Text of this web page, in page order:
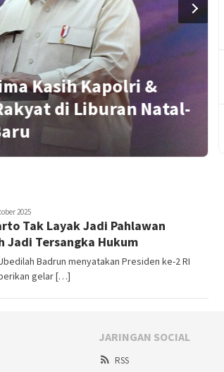
Kasih Kapolri &
di Liburan Natal-
2025
Tak Layak Jadi Pahlawan
Jadi Tersangka Hukum
Badrun menyatakan Presiden ke-2 RI
gelar […]
JARINGAN SOCIAL
RSS